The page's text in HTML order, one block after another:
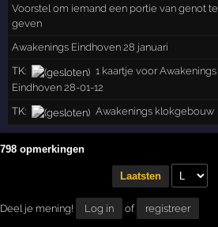
Voorstel om iemand een portie van genot te
geven
Awakenings Eindhoven 28 januari
TK:
1 kaartje voor Awakenings
Eindhoven 28-01-12
TK: Awakenings klokgebouw
798 opmerkingen
Laatsten
Deel je mening! Log in of registreer